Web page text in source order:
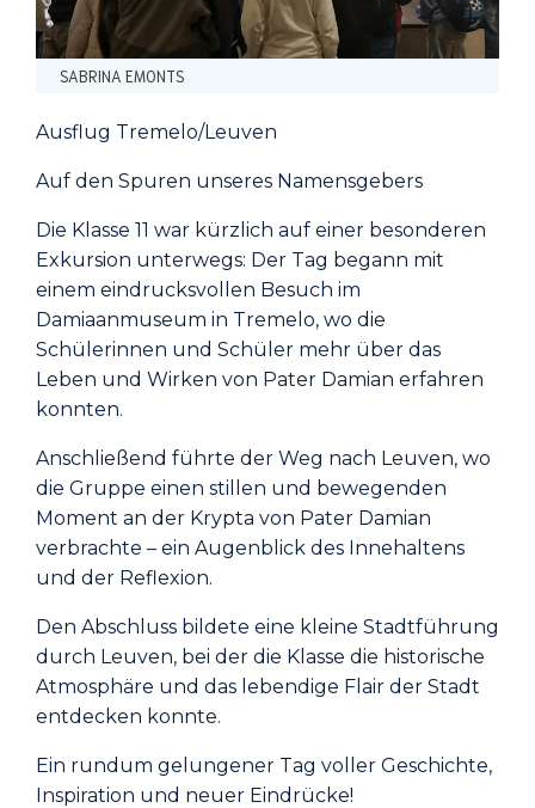
SABRINA EMONTS
Ausflug Tremelo/Leuven
Auf den Spuren unseres Namensgebers
Die Klasse 11 war kürzlich auf einer besonderen
Exkursion unterwegs: Der Tag begann mit
einem eindrucksvollen Besuch im
Damiaanmuseum in Tremelo, wo die
Schülerinnen und Schüler mehr über das
Leben und Wirken von Pater Damian erfahren
konnten.
Anschließend führte der Weg nach Leuven, wo
die Gruppe einen stillen und bewegenden
Moment an der Krypta von Pater Damian
verbrachte – ein Augenblick des Innehaltens
und der Reflexion.
Den Abschluss bildete eine kleine Stadtführung
durch Leuven, bei der die Klasse die historische
Atmosphäre und das lebendige Flair der Stadt
entdecken konnte.
Ein rundum gelungener Tag voller Geschichte,
Inspiration und neuer Eindrücke!